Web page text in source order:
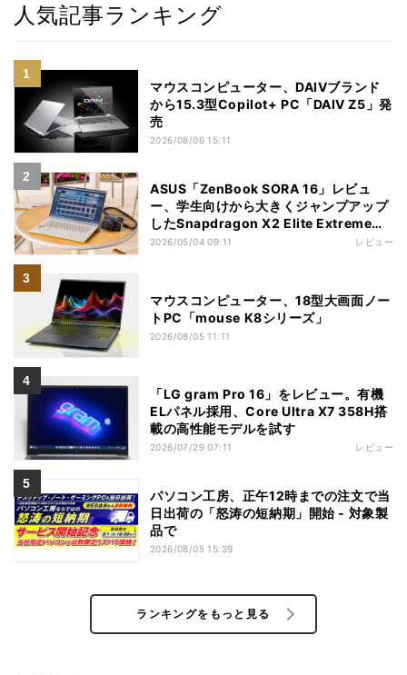
人気記事ランキング
マウスコンピューター、DAIVブランド
から15.3型Copilot+ PC「DAIV Z5」発
売
2026/08/06 15:11
ASUS「ZenBook SORA 16」レビュ
ー、学生向けから大きくジャンプアップ
したSnapdragon X2 Elite Extremeノ
ートPC
2026/05/04 09:11 レビュー
マウスコンピューター、18型大画面ノー
トPC「mouse K8シリーズ」
2026/08/05 11:11
「LG gram Pro 16」をレビュー。有機
ELパネル採用、Core Ultra X7 358H搭
載の高性能モデルを試す
2026/07/29 07:11 レビュー
パソコン工房、正午12時までの注文で当
日出荷の「怒涛の短納期」開始 - 対象製
品で
2026/08/05 15:39
ランキングをもっと見る